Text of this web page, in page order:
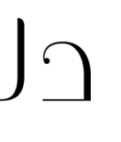
المحتوى